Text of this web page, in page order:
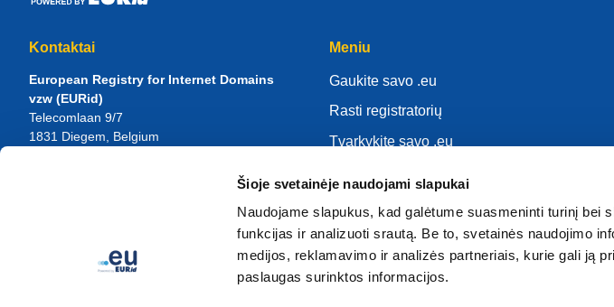
Šioje svetainėje naudojami slapukai
Naudojame slapukus, kad galėtume suasmeninti turinį bei
funkcijas ir analizuoti srautą. Be to, svetainės naudojimo
medijos, reklamavimo ir analizės partneriais, kurie gali ją
paslaugas surinktos informacijos.
Kontaktai
European Registry for Internet Domains
vzw (EURid)
Telecomlaan 9/7
1831 Diegem , Belgium
Meniu
Gaukite savo .eu
Rasti registratorių
Tvarkykite savo .eu
Tapk registratoriumi